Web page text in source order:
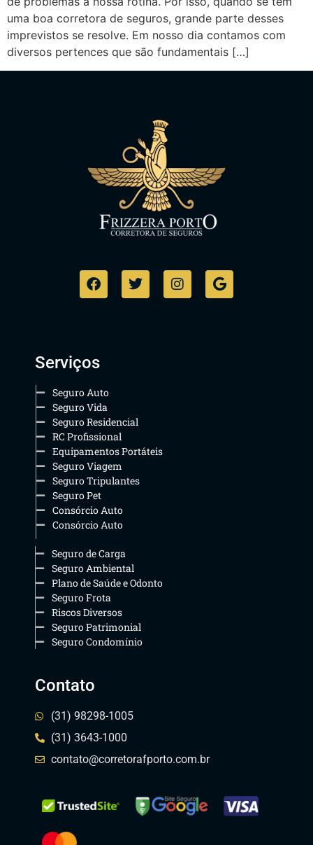
uma boa corretora de seguros, grande parte desses
imprevistos se resolve. Em nosso dia contamos com
diversos pertences que são fundamentais […]
Serviços
Seguro Auto
Seguro Vida
Seguro Residencial
RC Profissional
Equipamentos Portáteis
Seguro Viagem
Seguro Tripulantes
Seguro Pet
Consórcio Auto
Consórcio Auto
Seguro de Carga
Seguro Ambiental
Plano de Saúde e Odonto
Seguro Frota
Riscos Diversos
Seguro Patrimonial
Seguro Condomínio
Contato
(31) 98298-1005
(31) 3643-1000
contato@corretorafporto.com.br